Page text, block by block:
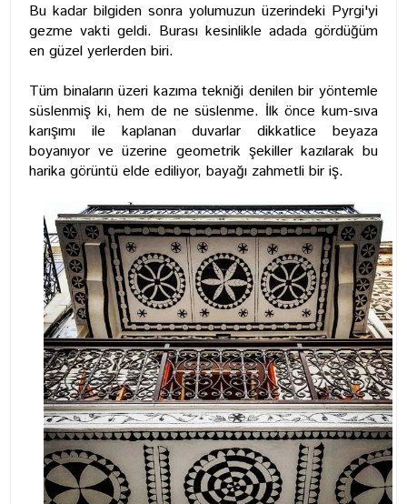
Bu kadar bilgiden sonra yolumuzun üzerindeki Pyrgi'yi
gezme vakti geldi. Burası kesinlikle adada gördüğüm
en güzel yerlerden biri.
Tüm binaların üzeri kazıma tekniği denilen bir yöntemle
süslenmiş ki, hem de ne süslenme. İlk önce kum-sıva
karışımı ile kaplanan duvarlar dikkatlice beyaza
boyanıyor ve üzerine geometrik şekiller kazılarak bu
harika görüntü elde ediliyor, bayağı zahmetli bir iş.